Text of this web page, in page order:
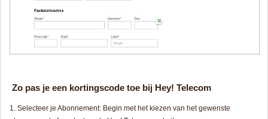
Zo pas je een kortingscode toe bij Hey! Telecom
Selecteer je Abonnement: Begin met het kiezen van het gewenste